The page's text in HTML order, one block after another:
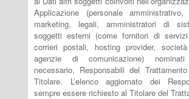
Applicazione (personale amministrativo,
marketing, legali, amministratori di
soggetti esterni (come fornitori di
corrieri postali, hosting provider, società
agenzie di comunicazione)
necessario, Responsabili del
Titolare. L’elenco aggiornato dei
sempre essere richiesto al Titolare del